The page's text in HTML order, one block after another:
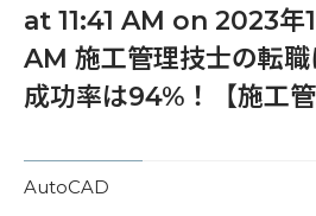
at 11:41 AM on 2023年
AM 施工管理技士の転
成功率は94%！【施工管
AutoCAD